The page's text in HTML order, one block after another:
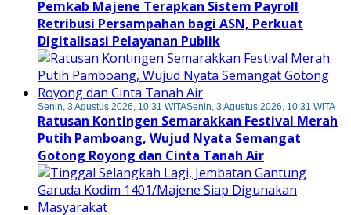
Pemkab Majene Terapkan Sistem Payroll
Retribusi Persampahan bagi ASN, Perkuat
Digitalisasi Pelayanan Publik
Senin, 3 Agustus 2026, 10:31 WITASenin, 3 Agustus 2026, 10:31 WITA
Ratusan Kontingen Semarakkan Festival Merah
Putih Pamboang, Wujud Nyata Semangat
Gotong Royong dan Cinta Tanah Air